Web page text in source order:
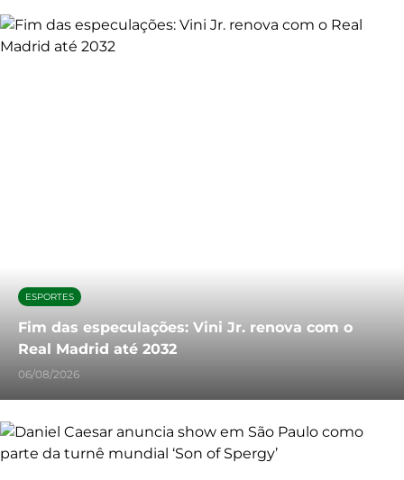
ESPORTES
Fim das especulações: Vini Jr. renova com o
Real Madrid até 2032
06/08/2026